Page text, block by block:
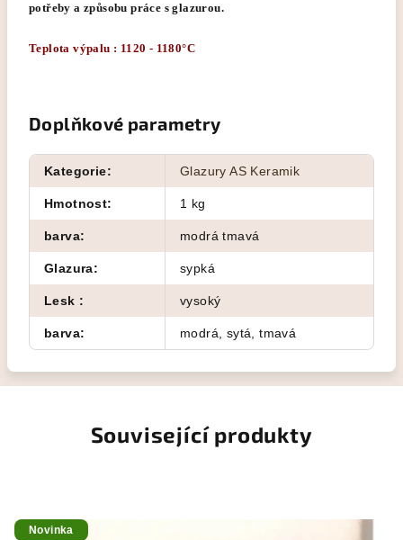
potřeby a způsobu práce s glazurou.
Teplota výpalu : 1120 - 1180°C
Doplňkové parametry
Kategorie: Glazury AS Keramik
Hmotnost: 1 kg
barva: modrá tmavá
Glazura: sypká
Lesk : vysoký
barva: modrá, sytá, tmavá
Související produkty
Novinka